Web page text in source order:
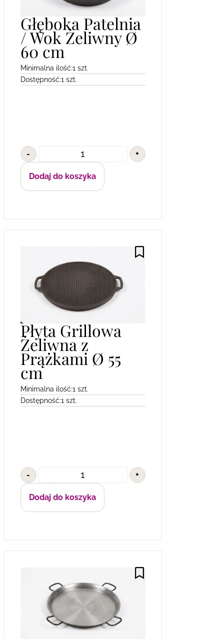
Głęboka Patelnia
/ Wok Żeliwny Ø
60 cm
Minimalna ilość:1 szt.
Dostępność:1 szt.
- +
Dodaj do koszyka
Płyta Grillowa
Żeliwna z
Prążkami Ø 55
cm
Minimalna ilość:1 szt.
Dostępność:1 szt.
- +
Dodaj do koszyka